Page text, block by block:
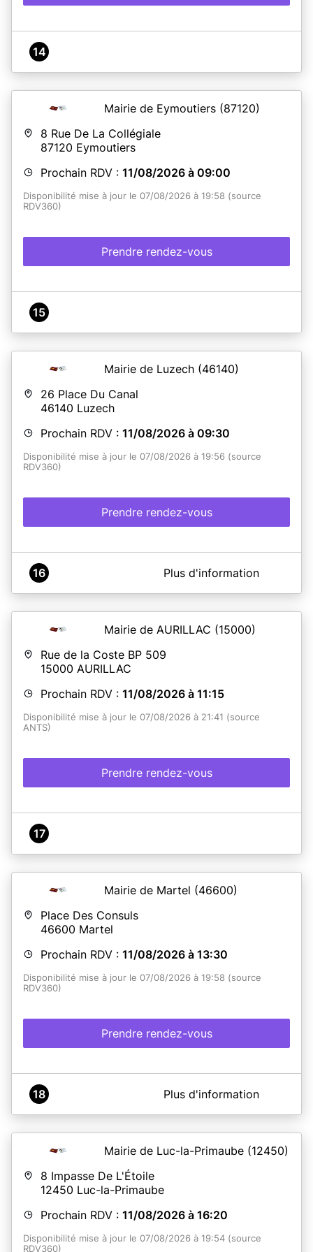
14
Mairie de Eymoutiers (87120)
8 Rue De La Collégiale
87120 Eymoutiers
Prochain RDV : 11/08/2026 à 09:00
Disponibilité mise à jour le 07/08/2026 à 19:58 (source
RDV360)
Prendre rendez-vous
15
Mairie de Luzech (46140)
26 Place Du Canal
46140 Luzech
Prochain RDV : 11/08/2026 à 09:30
Disponibilité mise à jour le 07/08/2026 à 19:56 (source
RDV360)
Prendre rendez-vous
A propos de Mairie de Luzech - Service CNI Passeports
ATTENTION : AUCUNE REMISE NE SERA EFFECTUÉE LE
MARDI APRES-MIDI NI LE JEUDI TOUTE LA JOURNÉE
ATTENTION !
Il est impératif d'imprimer toutes les
pièces à fourniravantle RDV en Mairie. Si votre dossier
n'est pas complet , nous ne pourrons pas traiter votre
la pré-demande ANTS doit êtreIMPERATIVEMENT
ce service. Merci.
En savoir plus
16 Plus d'information
Mairie de AURILLAC (15000)
Rue de la Coste BP 509
15000 AURILLAC
Prochain RDV : 11/08/2026 à 11:15
Disponibilité mise à jour le 07/08/2026 à 21:41 (source
ANTS)
Prendre rendez-vous
17
Mairie de Martel (46600)
Place Des Consuls
46600 Martel
Prochain RDV : 11/08/2026 à 13:30
Disponibilité mise à jour le 07/08/2026 à 19:58 (source
RDV360)
Prendre rendez-vous
A propos de Mairie de MARTEL
13h30 à 17h et les mercredi et vendredi de 9h à 12h
Les remises de titre se font sans rendez-vous aux
horaires d'ouverture au public de la Mairie.
DANS TOUS LES CAS, VOUS DEVEZ FOURNIR :
*Formulaire de pré-demande :
l’imprimer
*Photographie d’identité :1 planche photo entière, en
18 Plus d'information
Mairie de Luc-la-Primaube (12450)
8 Impasse De L'Étoile
12450 Luc-la-Primaube
Prochain RDV : 11/08/2026 à 16:20
Disponibilité mise à jour le 07/08/2026 à 19:54 (source
RDV360)